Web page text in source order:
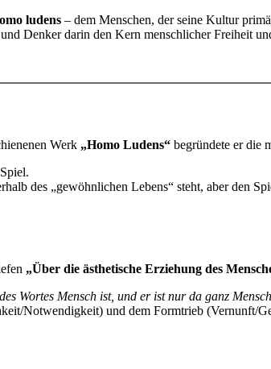
ludens – dem Menschen, der seine Kultur
Denker darin den Kern menschlicher Freiheit
Werk „Homo Ludens“ begründete er die
Spiel.
des „gewöhnlichen Lebens“ steht, aber den
„Über die ästhetische Erziehung des
Wortes Mensch ist, und er ist nur da ganz
Notwendigkeit) und dem Formtrieb (Vernunft/